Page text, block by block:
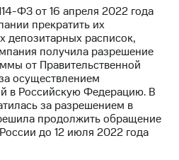
ФЗ от 16 апреля 2022 года
прекратить их
депозитарных расписок,
получила разрешение
от Правительственной
осуществлением
в Российскую Федерацию. В
за разрешением в
продолжить обращение
до 12 июля 2022 года